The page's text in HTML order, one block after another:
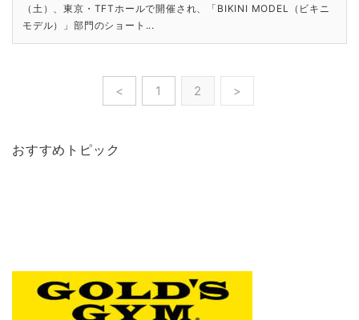
（土）、東京・TFTホールで開催され、「BIKINI MODEL（ビキニ
モデル）」部門のショート...
< 1 2 >
おすすめトピック